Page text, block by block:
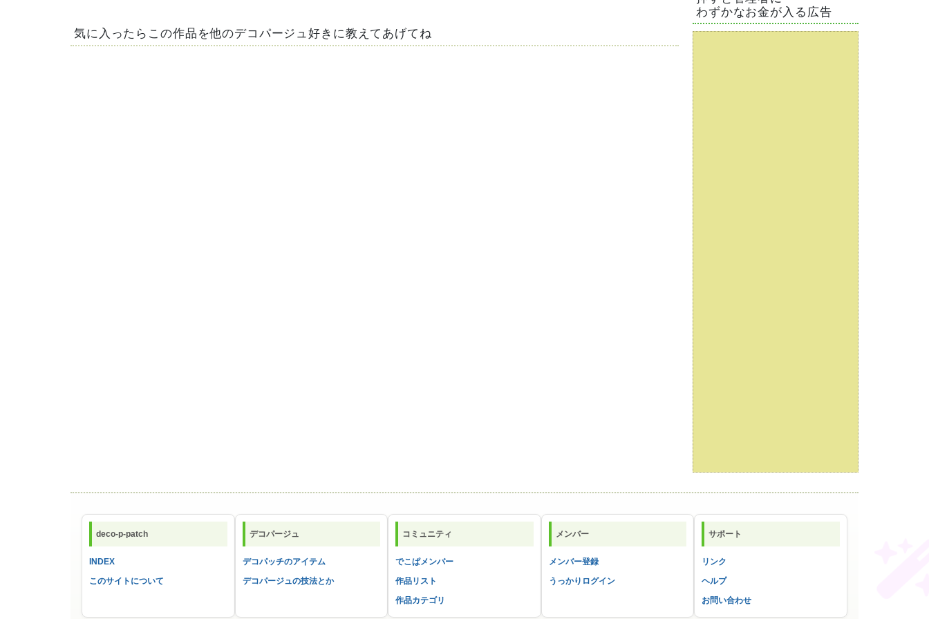
わずかなお金が入る広告
気に入ったらこの作品を他のデコパージュ好きに教えてあげてね
deco-p-patch
INDEX
このサイトについて
デコパージュ
デコパッチのアイテム
デコパージュの技法とか
コミュニティ
でこぱメンバー
作品リスト
作品カテゴリ
メンバー
メンバー登録
うっかりログイン
サポート
リンク
ヘルプ
お問い合わせ